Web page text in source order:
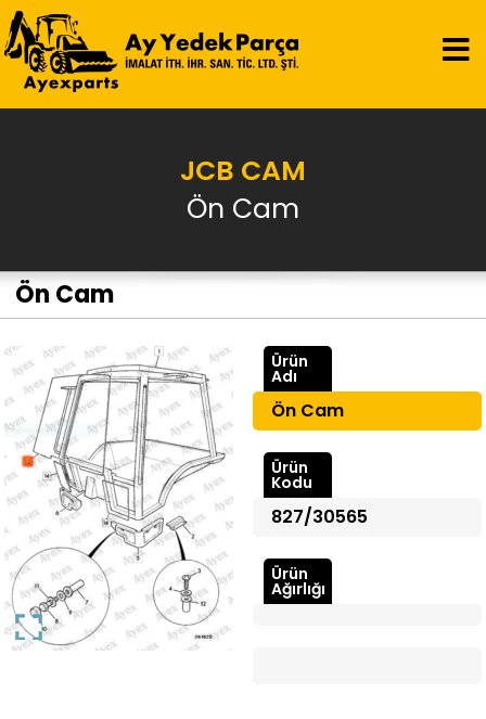
JCB CAM
Ön Cam
Ön Cam
Ürün
Adı
Ön Cam
Ürün
Kodu
827/30565
Ürün
Ağırlığı